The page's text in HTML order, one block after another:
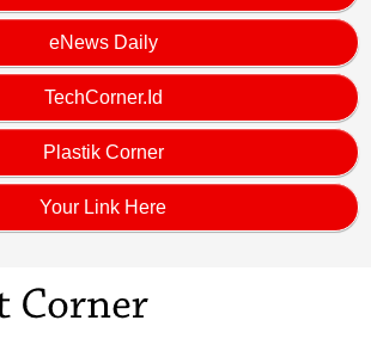
eNews Daily
TechCorner.Id
Plastik Corner
Your Link Here